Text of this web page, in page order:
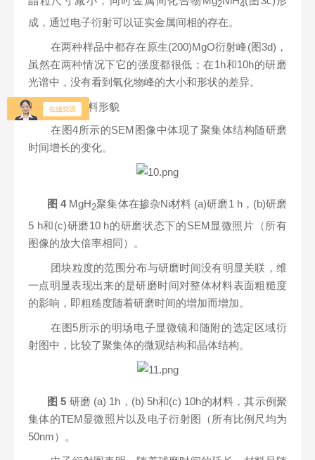
2 4
成，通过电子衍射可以证实金属间相的存在。
在两种样品中都存在原生(200)MgO衍射峰(图3d)，
虽然在两种情况下它的强度都很低；在1h和10h的研磨
光谱中，没有看到氧化物峰的大小和形状的差异。
（2）材料形貌
在图4所示的SEM图像中体现了聚集体结构随研磨
时间增长的变化。
图4 MgH2聚集体在掺杂Ni材料 (a)研磨1 h，(b)研磨
5 h和(c)研磨10 h的研磨状态下的SEM显微照片（所有
图像的放大倍率相同）。
团块粒度的范围分布与研磨时间没有明显关联，维
一点明显表现出来的是研磨时间对整体材料表面粗糙度
的影响，即粗糙度随着研磨时间的增加而增加。
在图5所示的明场电子显微镜和随附的选定区域衍
射图中，比较了聚集体的微观结构和晶体结构。
图5 研磨 (a) 1h，(b) 5h和(c) 10h的材料，其示例聚
集体的TEM显微照片以及电子衍射图（所有比例尺均为
50nm）。